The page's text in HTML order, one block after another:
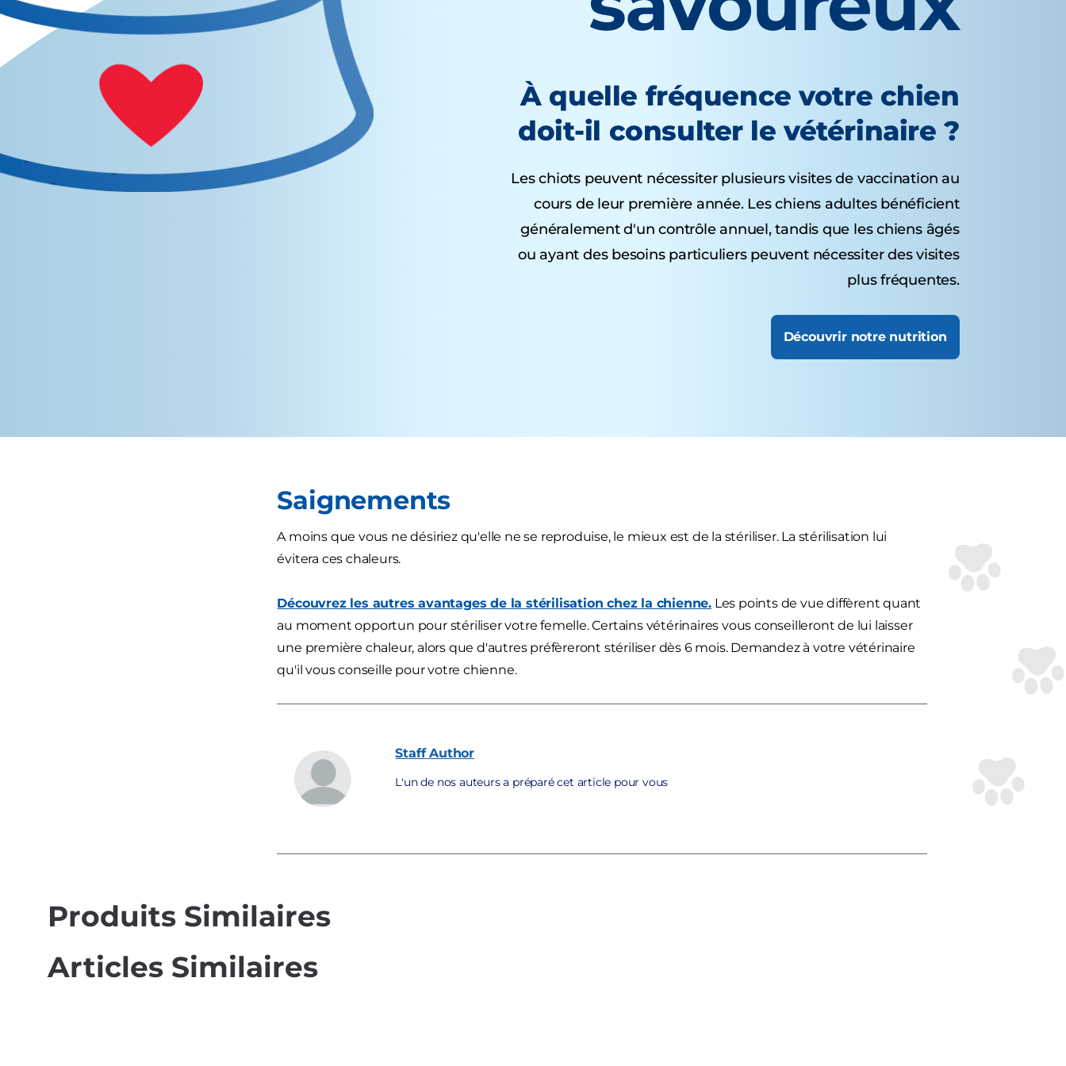
À quelle fréquence votre chien
doit-il consulter le vétérinaire ?
Les chiots peuvent nécessiter plusieurs visites de vaccination au
cours de leur première année. Les chiens adultes bénéficient
généralement d'un contrôle annuel, tandis que les chiens âgés
ou ayant des besoins particuliers peuvent nécessiter des visites
plus fréquentes.
Découvrir notre nutrition
Saignements
A moins que vous ne désiriez qu'elle ne se reproduise, le mieux est de la stériliser. La stérilisation lui
évitera ces chaleurs.
Découvrez les autres avantages de la stérilisation chez la chienne. Les points de vue diffèrent quant
au moment opportun pour stériliser votre femelle. Certains vétérinaires vous conseilleront de lui laisser
une première chaleur, alors que d'autres préfèreront stériliser dès 6 mois. Demandez à votre vétérinaire
qu'il vous conseille pour votre chienne.
Staff Author
L'un de nos auteurs a préparé cet article pour vous
Produits Similaires
Articles Similaires